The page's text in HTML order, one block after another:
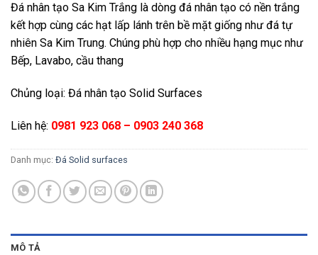
Đá nhân tạo Sa Kim Trắng là dòng đá nhân tạo có nền trắng
kết hợp cùng các hạt lấp lánh trên bề mặt giống như đá tự
nhiên Sa Kim Trung. Chúng phù hợp cho nhiều hạng mục như
Bếp, Lavabo, cầu thang
Chủng loại: Đá nhân tạo Solid Surfaces
Liên hệ: 0981 923 068 – 0903 240 368
Danh mục: Đá Solid surfaces
MÔ TẢ